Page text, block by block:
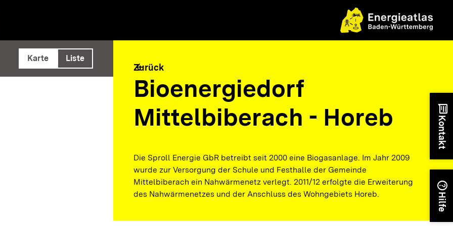
ausführen
Karte Liste
arrow_back
Zurück
Bioenergiedorf
Mittelbiberach - Horeb
Die Sproll Energie GbR betreibt seit 2000 eine Biogasanlage. Im Jahr 2009
wurde zur Versorgung der Schule und Festhalle der Gemeinde
Mittelbiberach ein Nahwärmenetz verlegt. 2011/12 erfolgte die Erweiterung
des Nahwärmenetzes und der Anschluss des Wohngebiets Horeb.
chat
Kontakt
help
Hilfe